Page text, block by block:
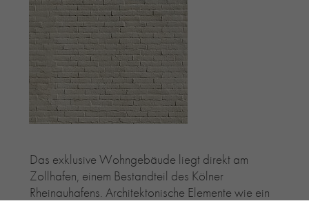
Das exklusive Wohngebäude liegt direkt am
Zollhafen, einem Bestandteil des Kölner
Rheinauhafens. Architektonische Elemente wie ein